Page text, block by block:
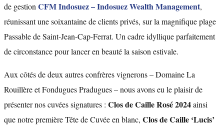
de gestion CFM Indosuez – Indosuez Wealth Management,
réunissant une soixantaine de clients privés, sur la magnifique plage
Passable de Saint-Jean-Cap-Ferrat. Un cadre idyllique parfaitement
de circonstance pour lancer en beauté la saison estivale.
Aux côtés de deux autres confrères vignerons – Domaine La
Rouillère et Fondugues Pradugues – nous avons eu le plaisir de
présenter nos cuvées signatures : Clos de Caille Rosé2024ainsi
que notre première Tête de Cuvée en blanc, Clos de Caille ‘Lucis’